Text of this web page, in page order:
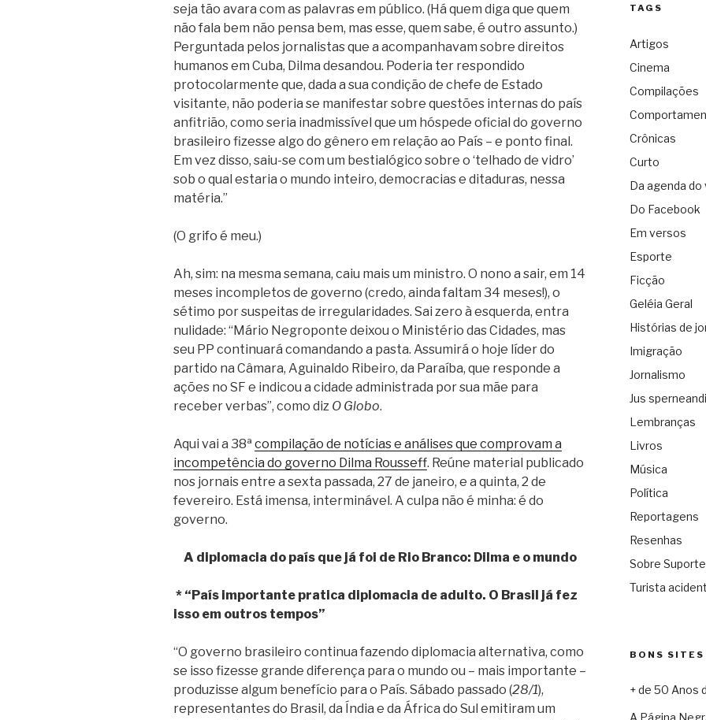
seja tão avara com as palavras em público. (Há quem diga que quem
não fala bem não pensa bem, mas esse, quem sabe, é outro assunto.)
Perguntada pelos jornalistas que a acompanhavam sobre direitos
humanos em Cuba, Dilma desandou. Poderia ter respondido
protocolarmente que, dada a sua condição de chefe de Estado
visitante, não poderia se manifestar sobre questões internas do país
anfitrião, como seria inadmissível que um hóspede oficial do governo
brasileiro fizesse algo do gênero em relação ao País – e ponto final.
Em vez disso, saiu-se com um bestialógico sobre o ‘telhado de vidro’
sob o qual estaria o mundo inteiro, democracias e ditaduras, nessa
matéria.”
(O grifo é meu.)
Ah, sim: na mesma semana, caiu mais um ministro. O nono a sair, em 14
meses incompletos de governo (credo, ainda faltam 34 meses!), o
sétimo por suspeitas de irregularidades. Sai zero à esquerda, entra
nulidade: “Mário Negroponte deixou o Ministério das Cidades, mas
seu PP continuará comandando a pasta. Assumirá o hoje líder do
partido na Câmara, Aguinaldo Ribeiro, da Paraíba, que responde a
ações no SF e indicou a cidade administrada por sua mãe para
receber verbas”, como diz O Globo.
Aqui vai a 38ª compilação de notícias e análises que comprovam a
incompetência do governo Dilma Rousseff. Reúne material publicado
nos jornais entre a sexta passada, 27 de janeiro, e a quinta, 2 de
fevereiro. Está imensa, interminável. A culpa não é minha: é do
governo.
A diplomacia do país que já foi de Rio Branco: Dilma e o mundo
* “País importante pratica diplomacia de adulto. O Brasil já fez
isso em outros tempos”
“O governo brasileiro continua fazendo diplomacia alternativa, como
se isso fizesse grande diferença para o mundo ou – mais importante –
produzisse algum benefício para o País. Sábado passado (28/1),
representantes do Brasil, da Índia e da África do Sul emitiram um
TAGS
Artigos
Cinema
Compilações
Crônicas
Curto
Da agenda do
Do Facebook
Em versos
Esporte
Ficção
Geléia Geral
Histórias de
Imigração
Jornalismo
Jus sperneandi
Lembranças
Livros
Música
Política
Reportagens
Resenhas
Sobre
Turista
BONS SITES
+ de 50 Anos